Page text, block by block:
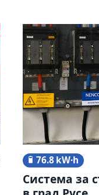
76.8 kW·h
Система за